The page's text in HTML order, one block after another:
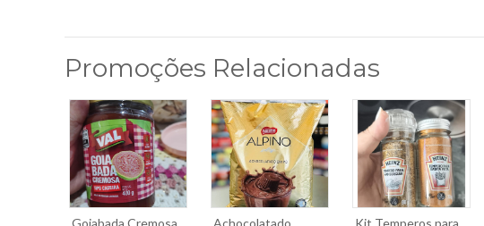
Promoções Relacionadas
Goiabada Cremosa
Achocolatado
Kit Temperos para